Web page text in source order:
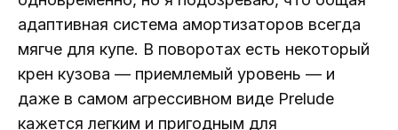
адаптивная система амортизаторов всегда
мягче для купе. В поворотах есть некоторый
крен кузова — приемлемый уровень — и
даже в самом агрессивном виде Prelude
кажется легким и пригодным для